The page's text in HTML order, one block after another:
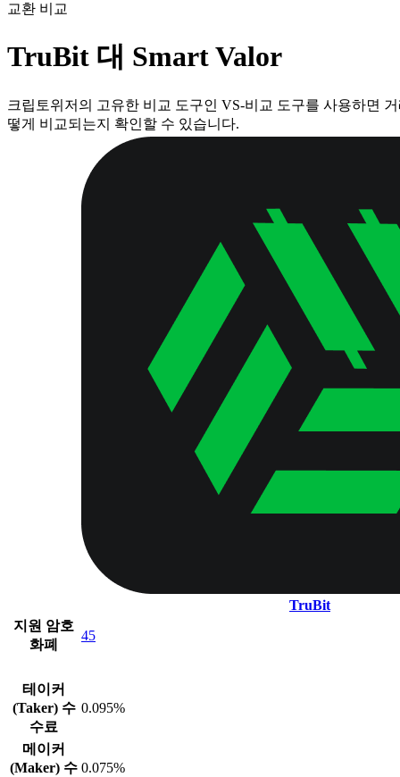
교환 비교
TruBit 대 Smart Valor
크립토위저의 고유한 비교 도구인 VS-비교 도구를 사용하면
떻게 비교되는지 확인할 수 있습니다.
TruBit
지원 암호
화폐
45
테이커
(Taker) 수
수료
0.095%
메이커
(Maker) 수 0.075%